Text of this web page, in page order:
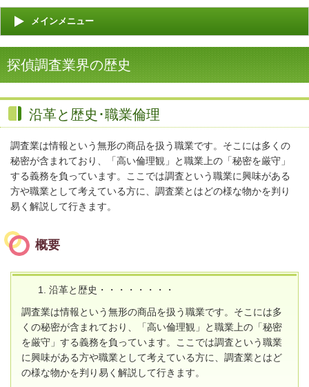
メインメニュー
探偵調査業界の歴史
沿革と歴史･職業倫理
調査業は情報という無形の商品を扱う職業です。そこには多くの
秘密が含まれており、「高い倫理観」と職業上の「秘密を厳守」
する義務を負っています。ここでは調査という職業に興味がある
方や職業として考えている方に、調査業とはどの様な物かを判り
易く解説して行きます。
概要
沿革と歴史・・・・・・・・
調査業は情報という無形の商品を扱う職業です。そこには多
くの秘密が含まれており、「高い倫理観」と職業上の「秘密
を厳守」する義務を負っています。ここでは調査という職業
に興味がある方や職業として考えている方に、調査業とはど
の様な物かを判り易く解説して行きます。